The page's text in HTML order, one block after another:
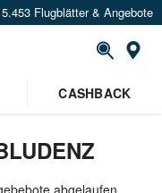
Flugblätter & Angebote
CASHBACK
abgelaufen.